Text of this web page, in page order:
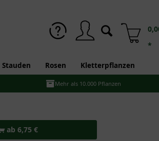
*
Stauden Rosen Kletterpflanzen
Mehr als 10.000 Pflanzen
ab 6,75 €